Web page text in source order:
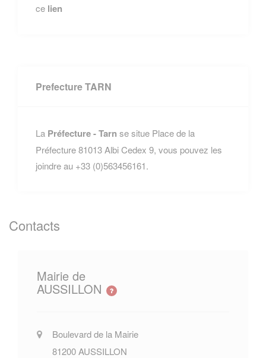
ce lien
Prefecture TARN
La Préfecture - Tarn se situe Place de la
Préfecture 81013 Albi Cedex 9, vous pouvez les
joindre au +33 (0)563456161.
Contacts
Mairie de
AUSSILLON
Boulevard de la Mairie
81200 AUSSILLON